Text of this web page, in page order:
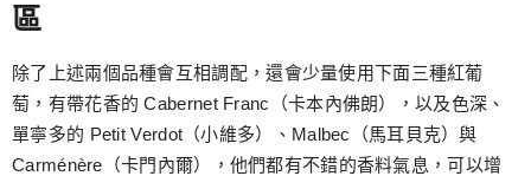
區
除了上述兩個品種會互相調配，還會少量使用下面三種紅葡
萄，有帶花香的 Cabernet Franc（卡本內佛朗），以及色深、
單寧多的 Petit Verdot（小維多）、Malbec（馬耳貝克）與
Carménère（卡門內爾），他們都有不錯的香料氣息，可以增